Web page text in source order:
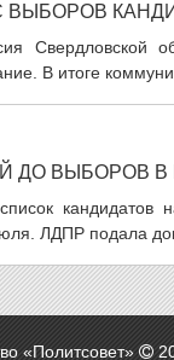
ВЫБОРОВ
В итоге
ДО ВЫБОРОВ
ЛДПР подала
«Политсовет»